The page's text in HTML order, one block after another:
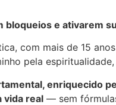
e ativarem
com mais de 15
pela
enriquecido
vida real — sem